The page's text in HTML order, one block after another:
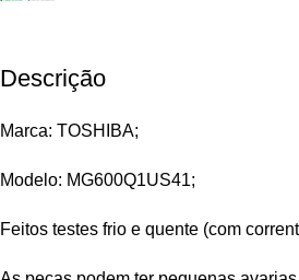
Descrição
Marca: TOSHIBA;
Modelo: MG600Q1US41;
Feitos testes frio e quente (com